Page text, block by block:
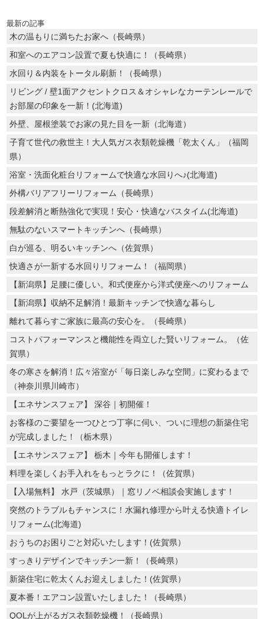
最新の記事
木の温もりに満ちたお家へ（長崎県）
和室へのエアコン設置で夏も快適に！（長崎県）
水回り＆内装をトータル刷新！（長崎県）
リビング / 壁1面アクセントクロス＆オシャレなカーテンレールで
お部屋の印象を一新！(北海道)
外壁、屋根塗装でお家の見た目を一新（北海道）
子育て世代の救世主！大人気ガス衣類乾燥機「乾太くん」（福岡
県）
浴室・洗面化粧台リフォームで快適な水回りへ♪(北海道)
外構バリアフリーリフォーム（長崎県）
段差解消と断熱強化で実現！安心・快適なバスタイム(北海道)
無駄のないスマートキッチンへ（長崎県）
白が巡る、明るいキッチンへ（佐賀県）
快適さが一新する水回りリフォーム！（福岡県）
【新潟県】足腰に優しい。和式便座から洋式便座へのリフォーム
【新潟県】収納不足解消！最新キッチンで快適な暮らし
離れて暮らすご家族に最高の安心を。（長崎県）
コストパフォーマンスと機能性を両立した賢いリフォーム。（佐
賀県）
冬の寒さを解消！広々浴室が「毎日楽しみな空間」に変わるまで
（神奈川県川崎市）
【エネサンスフェア】 深谷｜初開催！
お客様のご要望を一つひとつ丁寧に伺い、ついに理想の新築住宅
が完成しました！（栃木県）
【エネサンスフェア】 栃木｜今年も開催します！
料理を楽しくお手入れをもっとラクに！（佐賀県）
【入場無料】 水戸（茨城県）｜窓リノベ相談会実施します！
突然のトラブルもチャンスに！水漏れ修理から叶える快適トイレ
リフォーム(北海道)
おうちのお困りごと対応いたします！(佐賀県）
すっきりデザインでキッチン一新！（長崎県）
新築住宅に乾太くんお迎えしました！(佐賀県）
夏本番！エアコン設置いたしました！（長崎県）
QOLが上がるガス衣類乾燥機！（長崎県）